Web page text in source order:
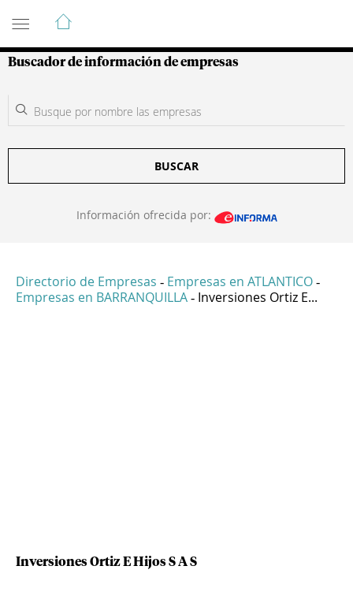
Guía de Empresas Colombianas
Buscador de información de empresas
BUSCAR
Información ofrecida por:
Directorio de Empresas - Empresas en ATLANTICO -
Empresas en BARRANQUILLA - Inversiones Ortiz E...
Inversiones Ortiz E Hijos S A S